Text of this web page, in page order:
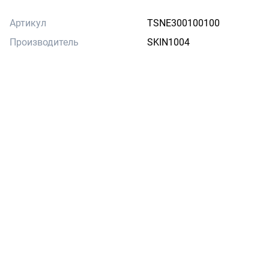
Артикул
TSNE300100100
Производитель
SKIN1004